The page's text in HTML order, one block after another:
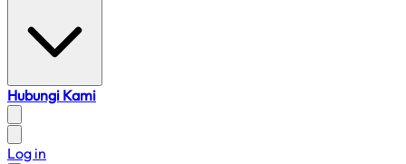
Hubungi Kami
Log in